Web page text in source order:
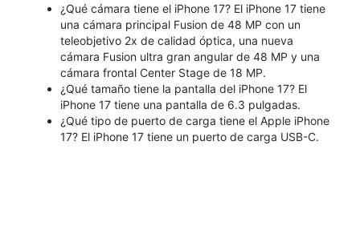
¿Qué cámara tiene el iPhone 17? El iPhone 17 tiene
una cámara principal Fusion de 48 MP con un
teleobjetivo 2x de calidad óptica, una nueva
cámara Fusion ultra gran angular de 48 MP y una
cámara frontal Center Stage de 18 MP.
¿Qué tamaño tiene la pantalla del iPhone 17? El
iPhone 17 tiene una pantalla de 6.3 pulgadas.
¿Qué tipo de puerto de carga tiene el Apple iPhone
17? El iPhone 17 tiene un puerto de carga USB-C.